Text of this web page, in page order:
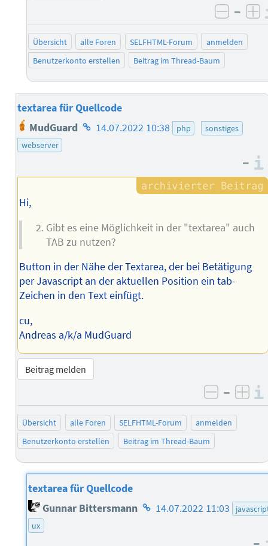
–
Übersicht alle Foren SELFHTML-Forum
anmelden
Benutzerkonto erstellen
Beitrag im Thread-Baum
textarea für Quellcode
MudGuard Homepage
14.07.2022 10:38 php
sonstiges
webserver
–
Hi,
Gibt es eine Möglichkeit in der "textarea" auch
TAB zu nutzen?
Button in der Nähe der Textarea, der bei Betätigung
per Javascript an der aktuellen Position ein tab-
Zeichen in den Text einfügt.
cu,
Andreas a/k/a MudGuard
Beitrag melden
negativ
–
Übersicht alle Foren SELFHTML-Forum
anmelden
Benutzerkonto erstellen
Beitrag im Thread-Baum
textarea für Quellcode
Gunnar Bittersmann Homepage
14.07.2022 11:03
ux